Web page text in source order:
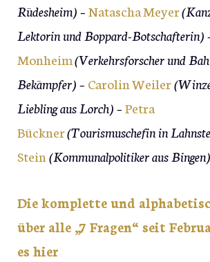
Rüdesheim) –Natascha Meyer
Lektorin und Boppard-Botschafterin)
Monheim(Verkehrsforscher und
Bekämpfer) – Carolin Weiler
Liebling aus Lorch) –Petra
Bückner(Tourismuschefin in
Stein (Kommunalpolitiker aus Bingen)
Die komplette und
über alle „7 Fragen“ seit
es hier